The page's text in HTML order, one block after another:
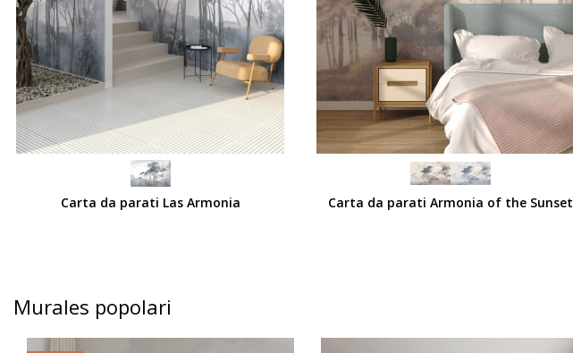
Carta da parati Las Armonia Carta da parati Armonia of the Sunset
Murales popolari